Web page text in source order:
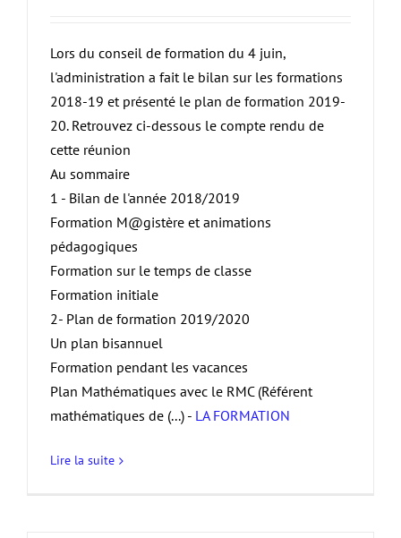
Lors du conseil de formation du 4 juin,
l'administration a fait le bilan sur les formations
2018-19 et présenté le plan de formation 2019-
20. Retrouvez ci-dessous le compte rendu de
cette réunion
Au sommaire
1 - Bilan de l'année 2018/2019
Formation M@gistère et animations
pédagogiques
Formation sur le temps de classe
Formation initiale
2- Plan de formation 2019/2020
Un plan bisannuel
Formation pendant les vacances
Plan Mathématiques avec le RMC (Référent
mathématiques de (...) - LA FORMATION
Lire la suite